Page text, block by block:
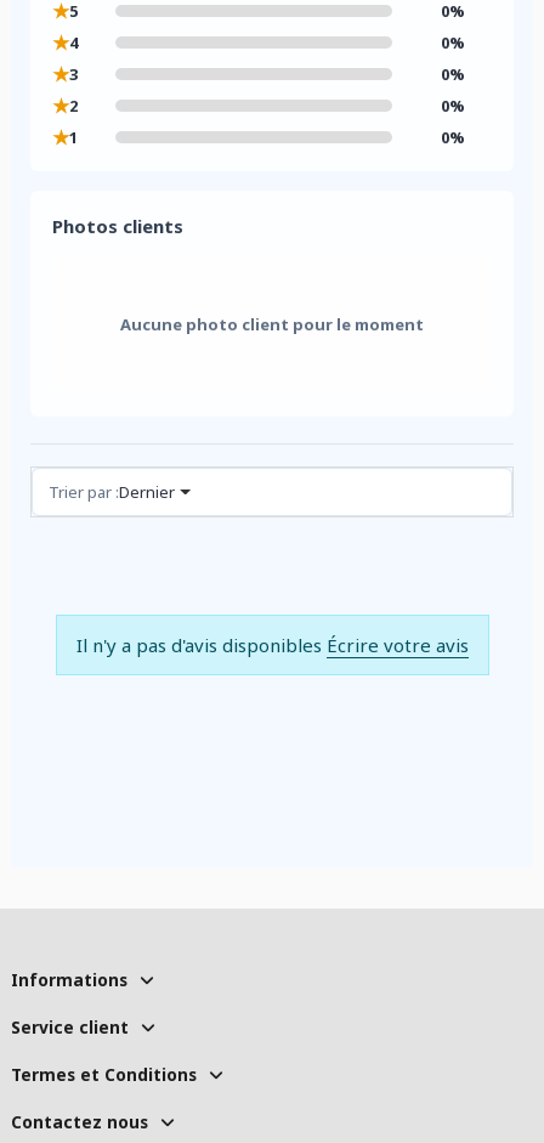
★5 0%
★4 0%
★3 0%
★2 0%
★1 0%
Photos clients
Aucune photo client pour le moment
Avis (0)
Trier par :Dernier
Il n'y a pas d'avis disponibles Écrire votre avis
Informations
Service client
Termes et Conditions
Contactez nous